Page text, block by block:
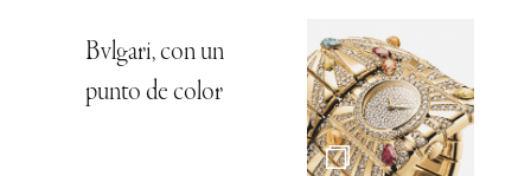
Bvlgari, con un
punto de color